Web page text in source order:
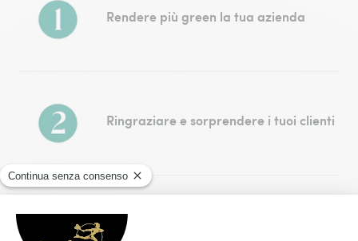
Rendere più green la tua azienda
Ringraziare e sorprendere i tuoi clienti
Fare un regalo ai tuoi dipendenti per i
compleanni o per le nascite